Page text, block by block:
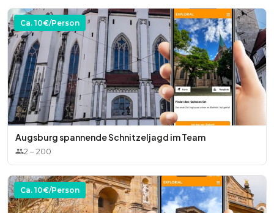
Ca. 10€/Person
Augsburg spannende Schnitzeljagd im Team
2 –200
Ca. 10€/Person